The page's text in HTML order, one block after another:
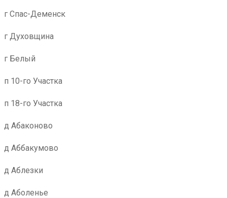
г Спас-Деменск
г Духовщина
г Белый
п 10-го Участка
п 18-го Участка
д Абаконово
д Аббакумово
д Аблезки
д Аболенье